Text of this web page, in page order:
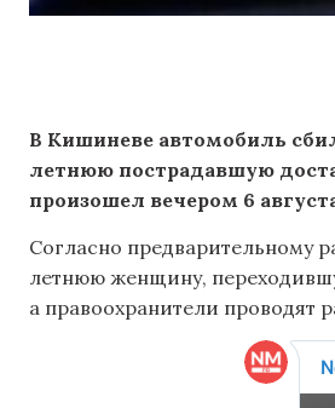
В Кишиневе автомобиль
летнюю пострадавшую
произошел вечером 6
Согласно предварительному
летнюю женщину,
а правоохранители проводят